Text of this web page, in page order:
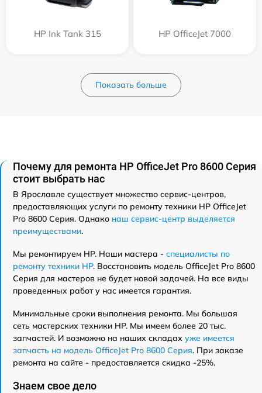
HP Ink Tank 315 HP OfficeJet 7000
Показать больше
Почему для ремонта HP OfficeJet Pro 8600 Серия
стоит выбрать нас
В Ярославле существует множество сервис-центров,
предоставляющих услуги по ремонту техники HP OfficeJet
Pro 8600 Серия. Однако наш сервис-центр выделяется
преимуществами.
Мы ремонтируем HP. Наши мастера - специалисты по
ремонту техники HP. Восстановить модель OfficeJet Pro 8600
Серия для мастеров не будет новой задачей. На все виды
проведенных работ у нас имеется гарантия.
Минимальные сроки выполнения ремонта. Мы большая
сеть мастерских техники HP. Мы имеем более 20 тыс.
запчастей. И возможно на наших складах уже имеется
запчасть на модель OfficeJet Pro 8600 Серия. При заказе
ремонта на сайте - предоставляется скидка -25%.
Знаем свое дело